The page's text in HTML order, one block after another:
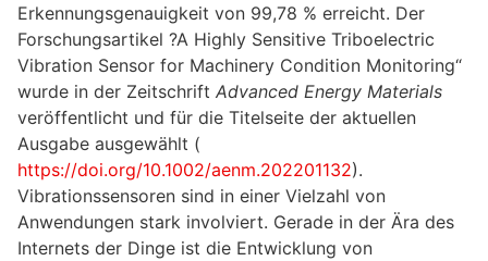
Erkennungsgenauigkeit von 99,78 % erreicht. Der
Forschungsartikel ?A Highly Sensitive Triboelectric
Vibration Sensor for Machinery Condition Monitoring“
wurde in der Zeitschrift Advanced Energy Materials
veröffentlicht und für die Titelseite der aktuellen
Ausgabe ausgewählt (
https://doi.org/10.1002/aenm.202201132).
Vibrationssensoren sind in einer Vielzahl von
Anwendungen stark involviert. Gerade in der Ära des
Internets der Dinge ist die Entwicklung von